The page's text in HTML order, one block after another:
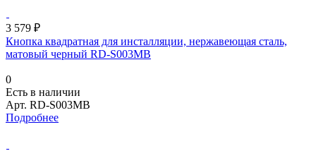
3 579 ₽
Кнопка квадратная для инсталляции, нержавеющая сталь,
матовый черный RD-S003MB
0
Есть в наличии
Арт. RD-S003MB
Подробнее